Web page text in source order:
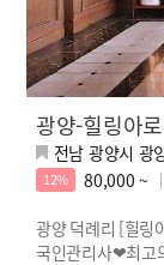
광양-힐링아
전남 광양시 광
12% 80,000 ~
광양 덕례리 [힐
국인관리사❤최고